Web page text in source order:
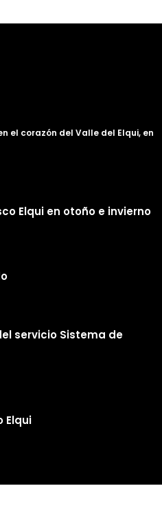
el corazón del Valle del Elqui, en
Elqui en otoño e invierno
servicio Sistema de
Elqui